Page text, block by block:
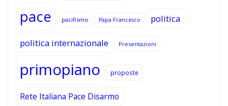
pace pacifismo Papa Francesco politica
politica internazionale Presentazioni
primopiano proposte
Rete Italiana Pace Disarmo